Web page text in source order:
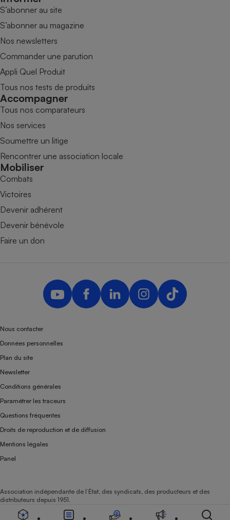
S’abonner au site
S’abonner au magazine
Nos newsletters
Commander une parution
Appli Quel Produit
Tous nos tests de produits
Accompagner
Tous nos comparateurs
Nos services
Soumettre un litige
Rencontrer une association locale
Mobiliser
Combats
Victoires
Devenir adhérent
Devenir bénévole
Faire un don
Nous contacter
Données personnelles
Plan du site
Newsletter
Conditions générales
Paramétrer les traceurs
Questions fréquentes
Droits de reproduction et de diffusion
Mentions légales
Panel
Association indépendante de l’État, des syndicats, des producteurs et des
distributeurs depuis 1951.